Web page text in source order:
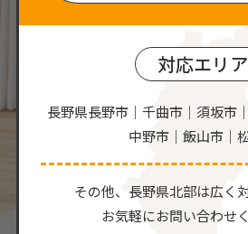
対応エリア
長野県長野市｜千曲市｜須坂市
中野市｜飯山市｜
その他、⻑野県北部は広く
お気軽にお問い合わせ